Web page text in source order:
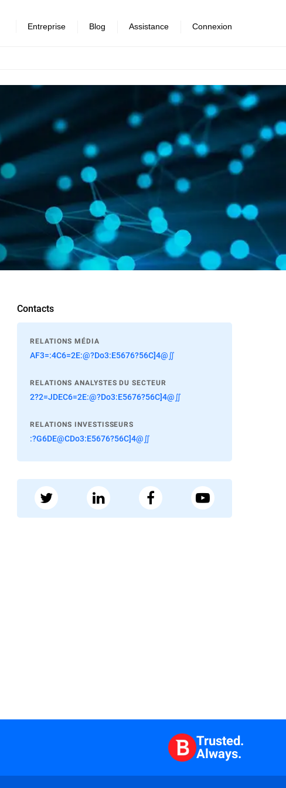
Entreprise Blog Assistance Connexion
Contacts
RELATIONS MÉDIA
AF3=:4C6=2E:@?Do3:E5676?56C]4@∬
RELATIONS ANALYSTES DU SECTEUR
2?2=JDEC6=2E:@?Do3:E5676?56C]4@∬
RELATIONS INVESTISSEURS
:?G6DE@CDo3:E5676?56C]4@∬
Trusted.
Always.